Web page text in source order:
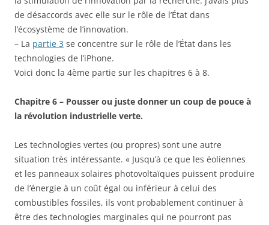
de désaccords avec elle sur le rôle de l’État dans
l’écosystème de l’innovation.
– La partie 3 se concentre sur le rôle de l’État dans les
technologies de l’iPhone.
Voici donc la 4ème partie sur les chapitres 6 à 8.
Chapitre 6 – Pousser ou juste donner un coup de pouce à
la révolution industrielle verte.
Les technologies vertes (ou propres) sont une autre
situation très intéressante. « Jusqu’à ce que les éoliennes
et les panneaux solaires photovoltaïques puissent produire
de l’énergie à un coût égal ou inférieur à celui des
combustibles fossiles, ils vont probablement continuer à
être des technologies marginales qui ne pourront pas